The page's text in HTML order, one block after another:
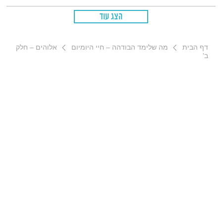
הצג עוד
דף הבית מה שלימד הבודהה – חיי היומיום
אלוהים – חלק
ב'